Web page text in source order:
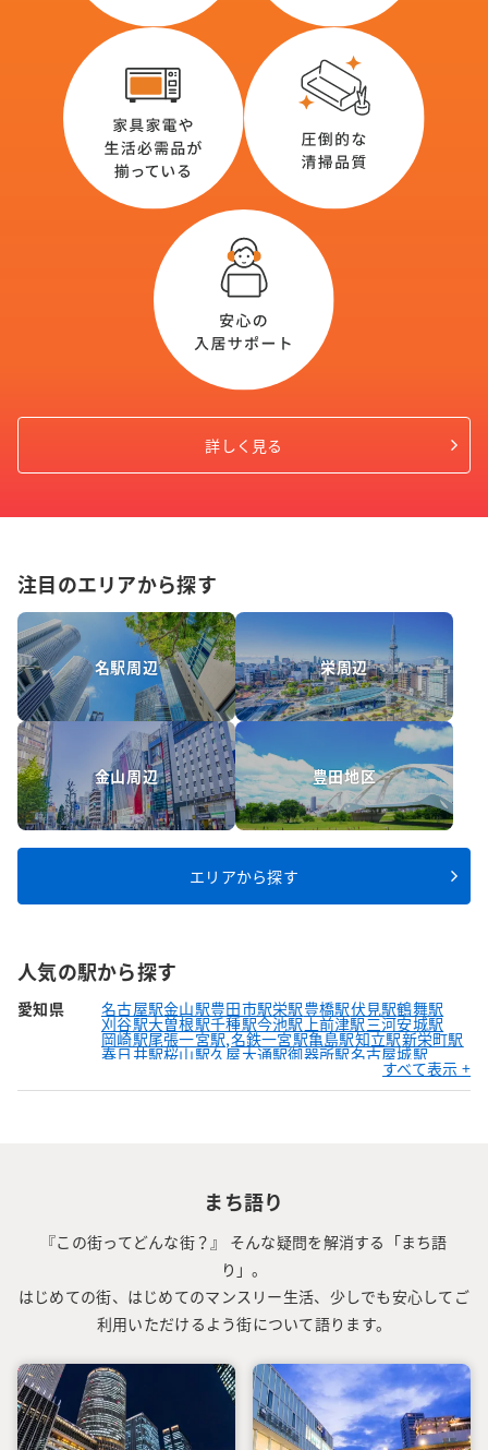
詳しく見る
注目のエリアから探す
名駅周辺 栄周辺
金山周辺 豊田地区
エリアから探す
人気の駅から探す
愛知県 名古屋駅金山駅豊田市駅栄駅豊橋駅伏見駅鶴舞駅
刈谷駅大曽根駅千種駅今池駅上前津駅三河安城駅
岡崎駅尾張一宮駅,名鉄一宮駅亀島駅知立駅新栄町駅
春日井駅桜山駅久屋大通駅御器所駅名古屋城駅
大須観音駅本山駅
栄生駅国際センター駅高岳駅ナゴヤドーム前矢田駅
すべて表示 +
まち語り
『この街ってどんな街？』 そんな疑問を解消する「まち語
り」。
はじめての街、はじめてのマンスリー生活、少しでも安心してご
利用いただけるよう街について語ります。